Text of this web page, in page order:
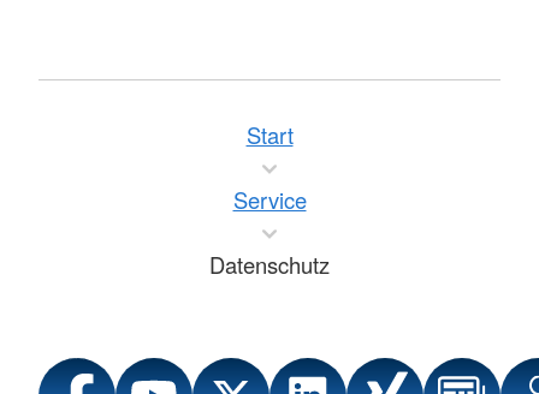
Start
Service
Datenschutz